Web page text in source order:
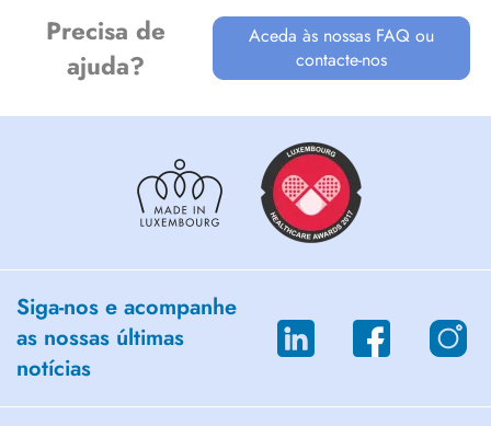
Precisa de
ajuda?
Aceda às nossas FAQ ou
contacte-nos
Siga-nos e acompanhe
as nossas últimas
notícias